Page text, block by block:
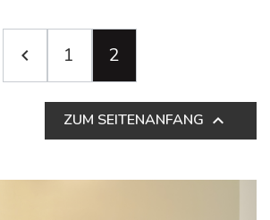
 1 2
ZUM SEITENANFANG 